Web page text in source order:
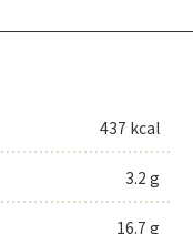
437 kcal
3.2 g
16.7 g